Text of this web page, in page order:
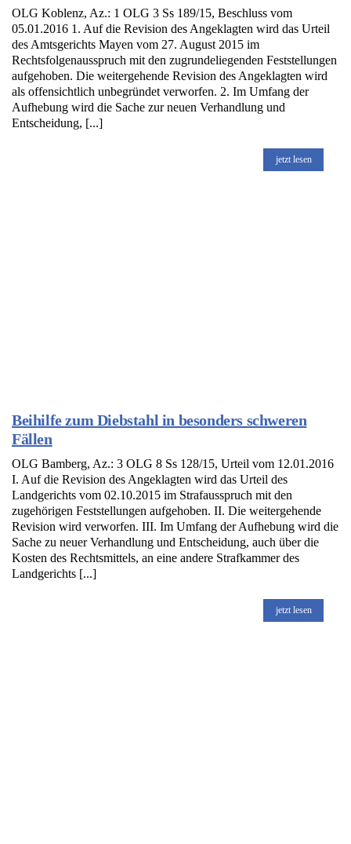
OLG Koblenz, Az.: 1 OLG 3 Ss 189/15, Beschluss vom
05.01.2016 1. Auf die Revision des Angeklagten wird das Urteil
des Amtsgerichts Mayen vom 27. August 2015 im
Rechtsfolgenausspruch mit den zugrundeliegenden Feststellungen
aufgehoben. Die weitergehende Revision des Angeklagten wird
als offensichtlich unbegründet verworfen. 2. Im Umfang der
Aufhebung wird die Sache zur neuen Verhandlung und
Entscheidung, [...]
jetzt lesen
Beihilfe zum Diebstahl in besonders schweren
Fällen
OLG Bamberg, Az.: 3 OLG 8 Ss 128/15, Urteil vom 12.01.2016
I. Auf die Revision des Angeklagten wird das Urteil des
Landgerichts vom 02.10.2015 im Strafausspruch mit den
zugehörigen Feststellungen aufgehoben. II. Die weitergehende
Revision wird verworfen. III. Im Umfang der Aufhebung wird die
Sache zu neuer Verhandlung und Entscheidung, auch über die
Kosten des Rechtsmittels, an eine andere Strafkammer des
Landgerichts [...]
jetzt lesen